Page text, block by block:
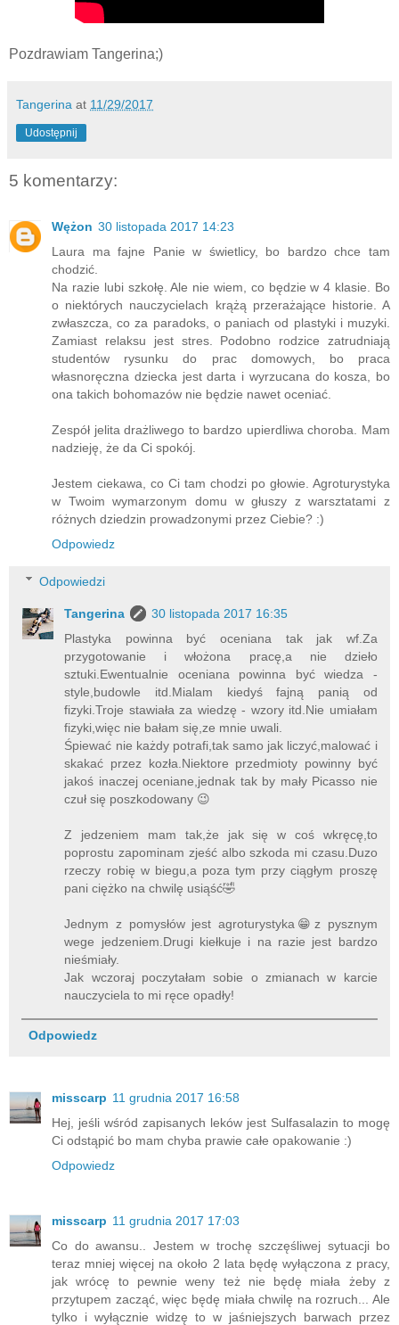
Pozdrawiam Tangerina;)
Tangerina at 11/29/2017
Udostępnij
5 komentarzy:
Wężon 30 listopada 2017 14:23
Laura ma fajne Panie w świetlicy, bo bardzo chce tam
chodzić.
Na razie lubi szkołę. Ale nie wiem, co będzie w 4 klasie. Bo
o niektórych nauczycielach krążą przerażające historie. A
zwłaszcza, co za paradoks, o paniach od plastyki i muzyki.
Zamiast relaksu jest stres. Podobno rodzice zatrudniają
studentów rysunku do prac domowych, bo praca
własnoręczna dziecka jest darta i wyrzucana do kosza, bo
ona takich bohomazów nie będzie nawet oceniać.
Zespół jelita drażliwego to bardzo upierdliwa choroba. Mam
nadzieję, że da Ci spokój.
Jestem ciekawa, co Ci tam chodzi po głowie. Agroturystyka
w Twoim wymarzonym domu w głuszy z warsztatami z
różnych dziedzin prowadzonymi przez Ciebie? :)
Odpowiedz
Odpowiedzi
Tangerina
30 listopada 2017 16:35
Plastyka powinna być oceniana tak jak wf.Za
przygotowanie i włożona pracę,a nie dzieło
sztuki.Ewentualnie oceniana powinna być wiedza -
style,budowle itd.Mialam kiedyś fajną panią od
fizyki.Troje stawiała za wiedzę - wzory itd.Nie umiałam
fizyki,więc nie bałam się,ze mnie uwali.
Śpiewać nie każdy potrafi,tak samo jak liczyć,malować i
skakać przez kozła.Niektore przedmioty powinny być
jakoś inaczej oceniane,jednak tak by mały Picasso nie
czuł się poszkodowany 😉
Z jedzeniem mam tak,że jak się w coś wkręcę,to
poprostu zapominam zjeść albo szkoda mi czasu.Duzo
rzeczy robię w biegu,a poza tym przy ciągłym proszę
pani ciężko na chwilę usiąść🤣
Jednym z pomysłów jest agroturystyka😁z pysznym
wege jedzeniem.Drugi kiełkuje i na razie jest bardzo
nieśmiały.
Jak wczoraj poczytałam sobie o zmianach w karcie
nauczyciela to mi ręce opadły!
Odpowiedz
misscarp 11 grudnia 2017 16:58
Hej, jeśli wśród zapisanych leków jest Sulfasalazin to mogę
Ci odstąpić bo mam chyba prawie całe opakowanie :)
Odpowiedz
misscarp 11 grudnia 2017 17:03
Co do awansu.. Jestem w trochę szczęśliwej sytuacji bo
teraz mniej więcej na około 2 lata będę wyłączona z pracy,
jak wrócę to pewnie weny też nie będę miała żeby z
przytupem zacząć, więc będę miała chwilę na rozruch... Ale
tylko i wyłącznie widzę to w jaśniejszych barwach przez